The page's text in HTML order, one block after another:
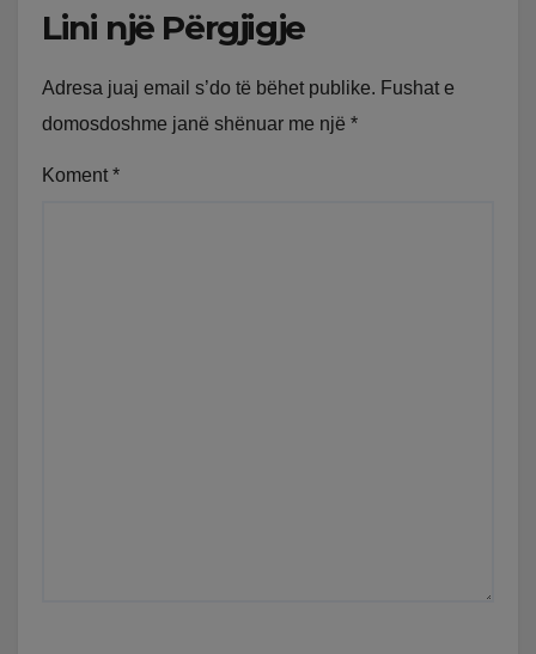
Lini një Përgjigje
Adresa juaj email s’do të bëhet publike. Fushat e
domosdoshme janë shënuar me një *
Koment *